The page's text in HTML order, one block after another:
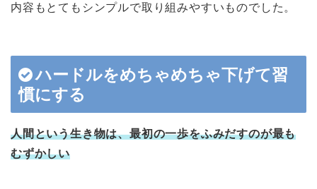
内容もとてもシンプルで取り組みやすいものでした。
ハードルをめちゃめちゃ下げて習
慣にする
人間という生き物は、最初の一歩をふみだすのが最も
むずかしい